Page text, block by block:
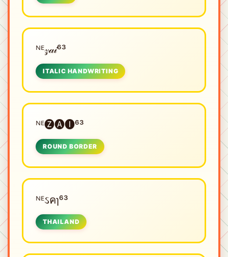
ᴺᴱㅤ𝓏𝒶𝒾⁶³
ITALIC HANDWRITING
ᴺᴱㅤ🅩🅐🅘⁶³
ROUND BORDER
ᴺᴱㅤઽคɿ⁶³
THAILAND